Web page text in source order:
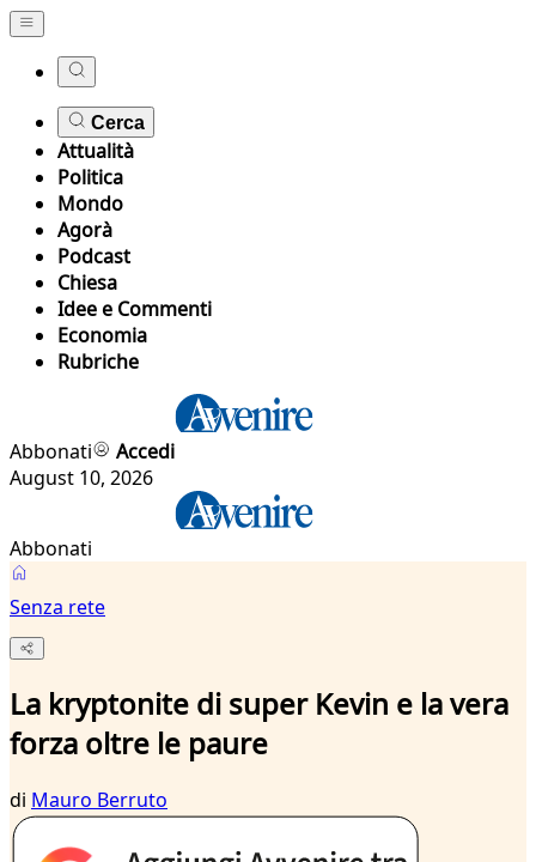
Cerca
Attualità
Politica
Mondo
Agorà
Podcast
Chiesa
Idee e Commenti
Economia
Rubriche
Abbonati
Accedi
August 10, 2026
Abbonati
Senza rete
La kryptonite di super Kevin e la vera
forza oltre le paure
di Mauro Berruto